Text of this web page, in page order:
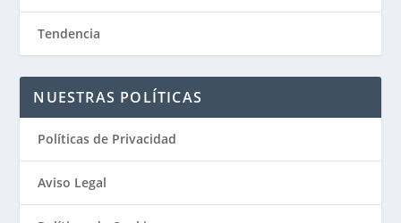
Tendencia
NUESTRAS POLÍTICAS
Políticas de Privacidad
Aviso Legal